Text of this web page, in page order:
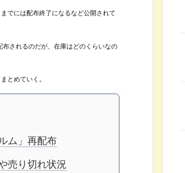
でには配布終了になるなど公開されて
されるのだが、在庫はどのくらいなの
とめていく。
ム」再配布
売り切れ状況